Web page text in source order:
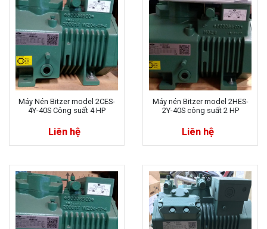
Máy Nén Bitzer model 2CES-
4Y-40S Công suất 4 HP
Liên hệ
Máy nén Bitzer model 2HES-
2Y-40S công suất 2 HP
Liên hệ